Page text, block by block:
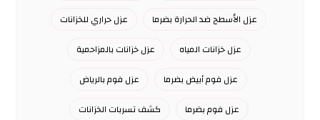
عزل الأسطح ضد الحرارة بضرما
عزل حراري للخزانات
عزل خزانات المياه
عزل خزانات بالمزاحمية
عزل فوم أبيض بضرما
عزل فوم بالرياض
عزل فوم بضرما
كشف تسربات الخزانات